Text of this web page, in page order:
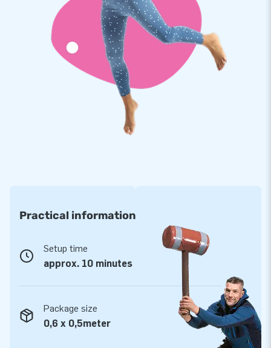
JB Inflatables: meer dan 3000 inflatables op
voorraad
Wij hebben meer dan 3000 inflatables op voorraad. Dus ook
heel veel opblaaspoppen. Dit betekent dat wij de poppen snel
kunnen leveren en jij ze snel in je collectie kunt opnemen. Ze
worden ook nog eens gratis bezorgd. Je klanten kunnen dus
supersnel genieten van deze Abraham op zijn motor!
Practical information
Setup time
approx. 10 minutes
Package size
0,6 x 0,5meter